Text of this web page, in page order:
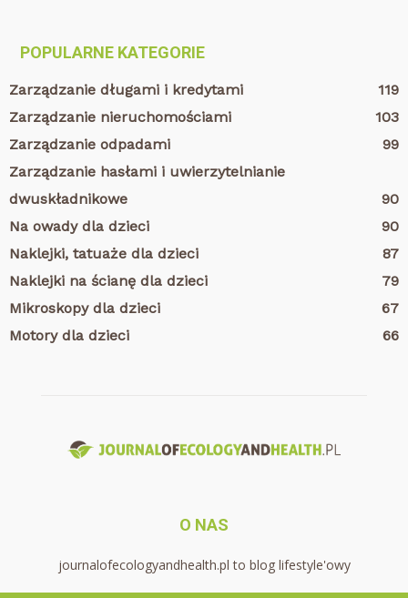
POPULARNE KATEGORIE
Zarządzanie długami i kredytami
119
Zarządzanie nieruchomościami
103
Zarządzanie odpadami
99
Zarządzanie hasłami i uwierzytelnianie
dwuskładnikowe
90
Na owady dla dzieci
90
Naklejki, tatuaże dla dzieci
87
Naklejki na ścianę dla dzieci
79
Mikroskopy dla dzieci
67
Motory dla dzieci
66
O NAS
journalofecologyandhealth.pl to blog lifestyle'owy